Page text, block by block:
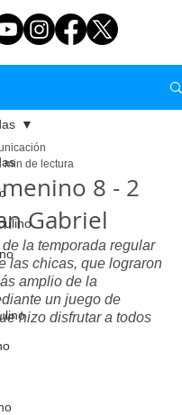
8 - 2
Gabriel
min de lectura
la temporada regular
las chicas, que lograron
amplio de la
un juego de
hizo disfrutar a todos